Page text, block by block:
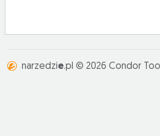
narzedzie.pl © 2026 Condor